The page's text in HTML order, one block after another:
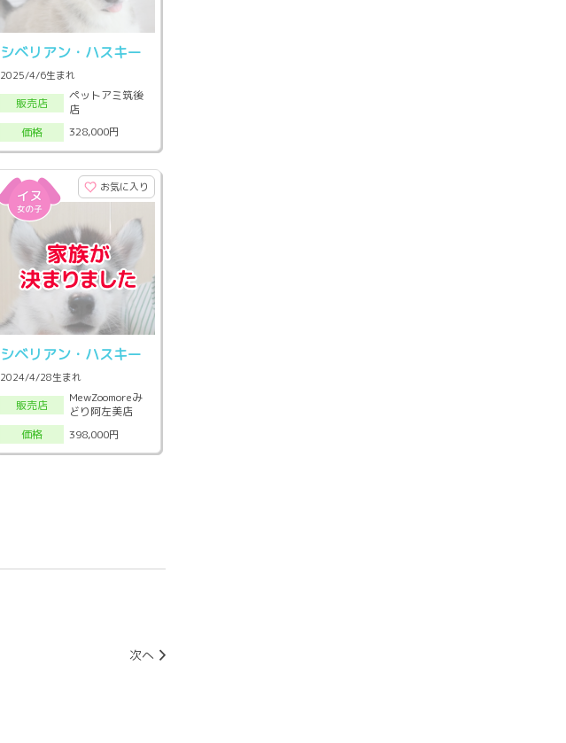
シベリアン・ハスキー
2025/4/6生まれ
販売店
ペットアミ筑後
店
価格
328,000円
お気に入り
シベリアン・ハスキー
2024/4/28生まれ
販売店
MewZoomoreみ
どり阿左美店
価格
398,000円
次へ